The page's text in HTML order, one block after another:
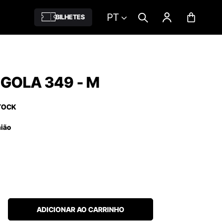
BILHETES PT
349 - M
ADICIONAR AO CARRINHO